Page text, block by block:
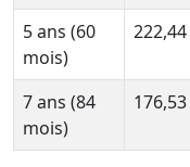
5 ans (60
mois)
7 ans (84
mois)